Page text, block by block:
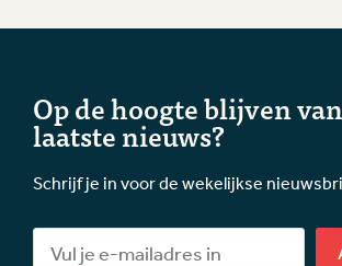
Op de hoogte blijven
laatste nieuws?
Schrijf je in voor de wekelijkse